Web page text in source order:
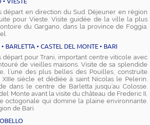
départ en direction du Sud. Déjeuner en région
pour Vieste. Visite guidée de la ville la plus
du Gargano, dans la province de Foggia.
BARLETTA • CASTEL DEL MONTE • BARI
départ pour Trani, important centre viticole avec
de vieilles maisons. Visite de sa splendide
l’une des plus belles des Pouilles, construite
siècle et dédiée à saint Nicolas le Pelerin.
dans le centre de Barletta jusqu’au Colosse.
Monte avant la visite du château de Frederic II,
octogonale qui domine la plaine environnante.
de Bari.